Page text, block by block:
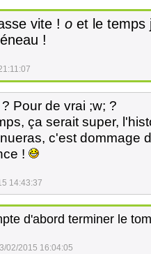
vite ! o et le temps
!
Pour de vrai ;w; ?
ça serait super,
c'est dommage
!
14:43:37
d'abord terminer le
02/2015 16:04:05